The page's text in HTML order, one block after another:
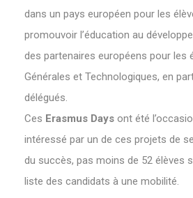
dans un pays européen pour les
promouvoir l’éducation au
des partenaires européens pour les
Générales et Technologiques, en
délégués.
Ces Erasmus Days ont été
intéressé par un de ces projets de
du succès, pas moins de 52 élèves
liste des candidats à une mobilité.